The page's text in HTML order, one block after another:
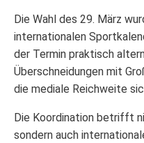
Die Wahl des 29. März
internationalen
der Termin praktisch
Überschneidungen mit
die mediale Reichweite
Die Koordination betrifft
sondern auch